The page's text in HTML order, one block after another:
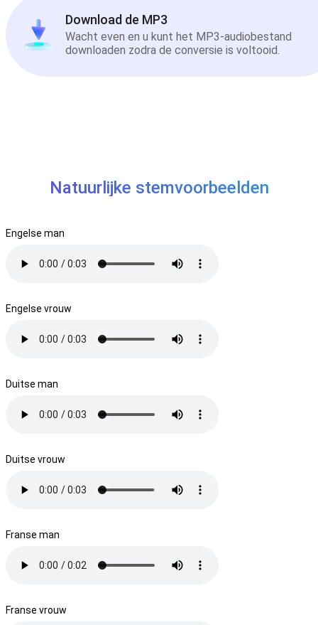
Download de MP3
Wacht even en u kunt het MP3-audiobestand
downloaden zodra de conversie is voltooid.
Natuurlijke stemvoorbeelden
Engelse man
Engelse vrouw
Duitse man
Duitse vrouw
Franse man
Franse vrouw